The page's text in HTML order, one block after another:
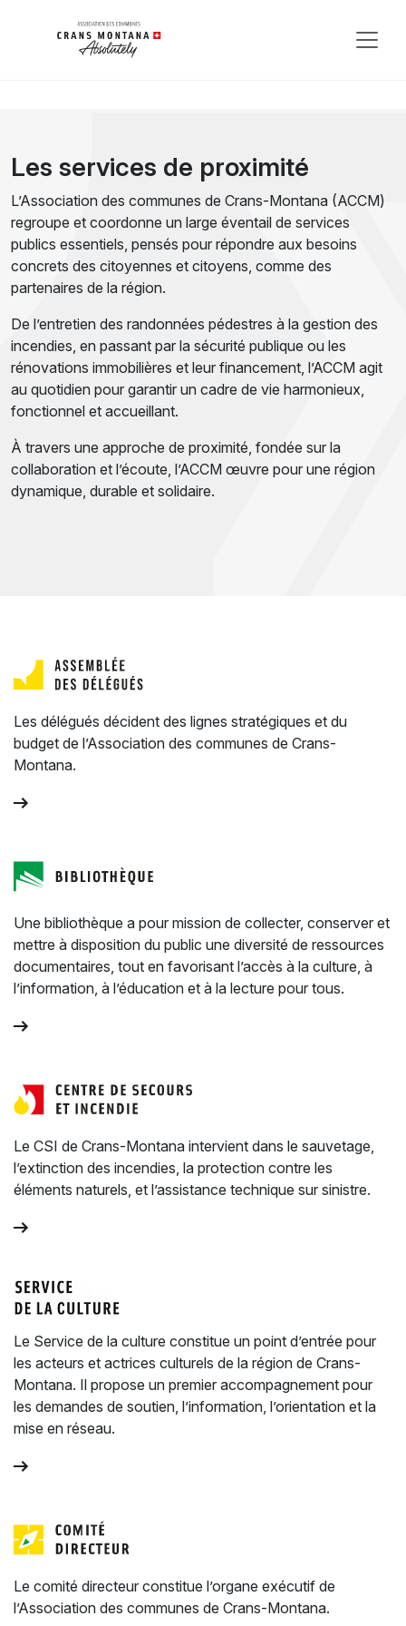
Les services de proximité
L’Association des communes de Crans-Montana (ACCM)
regroupe et coordonne un large éventail de services
publics essentiels, pensés pour répondre aux besoins
concrets des citoyennes et citoyens, comme des
partenaires de la région.
De l’entretien des randonnées pédestres à la gestion des
incendies, en passant par la sécurité publique ou les
rénovations immobilières et leur financement, l’ACCM agit
au quotidien pour garantir un cadre de vie harmonieux,
fonctionnel et accueillant.
À travers une approche de proximité, fondée sur la
collaboration et l’écoute, l’ACCM œuvre pour une région
dynamique, durable et solidaire.
Les délégués décident des lignes stratégiques et du
budget de l’Association des communes de Crans-
Montana.
Une bibliothèque a pour mission de collecter, conserver et
mettre à disposition du public une diversité de ressources
documentaires, tout en favorisant l’accès à la culture, à
l’information, à l’éducation et à la lecture pour tous.
Le CSI de Crans-Montana intervient dans le sauvetage,
l’extinction des incendies, la protection contre les
éléments naturels, et l’assistance technique sur sinistre.
Le Service de la culture constitue un point d’entrée pour
les acteurs et actrices culturels de la région de Crans-
Montana. Il propose un premier accompagnement pour
les demandes de soutien, l’information, l’orientation et la
mise en réseau.
Le comité directeur constitue l’organe exécutif de
l’Association des communes de Crans-Montana.